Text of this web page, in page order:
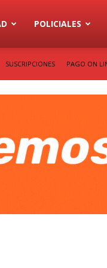
POLICIALES
SUSCRIPCIONES PAGO ON